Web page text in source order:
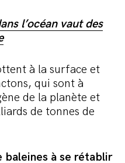
l’océan vaut des
à la surface et
qui sont à
de la planète et
de tonnes de
à se rétablir